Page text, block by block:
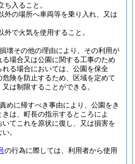
ち入ること。
外の場所へ車両等を乗り入れ、又は
外で火気を使用すること。
壊その他の理由により、その利用が
場合又は公園に関する工事のため
る場合においては、公園を保全
危険を防止するため、区域を定めて
は制限することができる。
めに帰すべき事由により、公園をき
は、町長の指示するところによ
いてこれを原状に復し、又は損害を
。
の行為に際しては、利用者から使用